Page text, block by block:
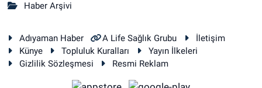
Haber Arşivi
Adıyaman Haber A Life Sağlık Grubu
İletişim
Künye
Topluluk Kuralları
Yayın İlkeleri
Gizlilik Sözleşmesi
Resmi Reklam